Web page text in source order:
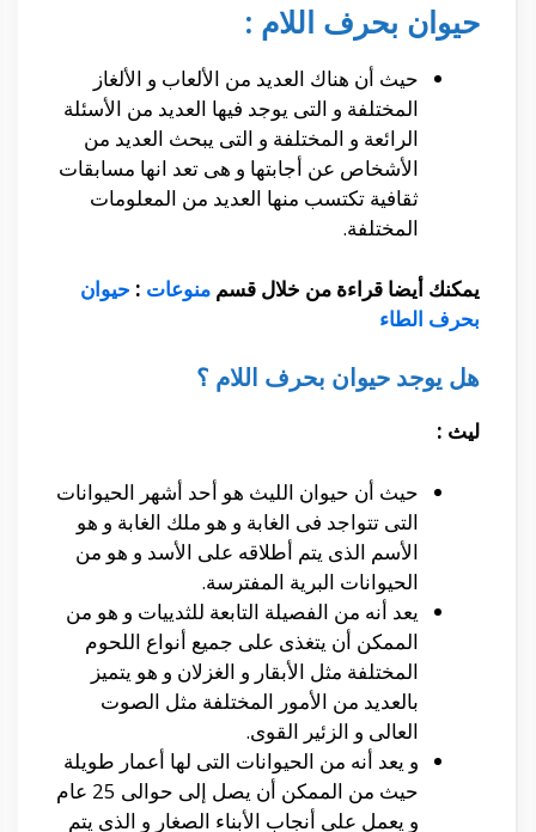
حيوان بحرف اللام :
حيث أن هناك العديد من الألعاب و الألغاز
المختلفة و التى يوجد فيها العديد من الأسئلة
الرائعة و المختلفة و التى يبحث العديد من
الأشخاص عن أجابتها و هى تعد انها مسابقات
ثقافية تكتسب منها العديد من المعلومات
المختلفة.
يمكنك أيضا قراءة من خلال قسم منوعات : حيوان
بحرف الطاء
هل يوجد حيوان بحرف اللام ؟
ليث :
حيث أن حيوان الليث هو أحد أشهر الحيوانات
التى تتواجد فى الغابة و هو ملك الغابة و هو
الأسم الذى يتم أطلاقه على الأسد و هو من
الحيوانات البرية المفترسة.
يعد أنه من الفصيلة التابعة للثدييات و هو من
الممكن أن يتغذى على جميع أنواع اللحوم
المختلفة مثل الأبقار و الغزلان و هو يتميز
بالعديد من الأمور المختلفة مثل الصوت
العالى و الزئير القوى.
و يعد أنه من الحيوانات التى لها أعمار طويلة
حيث من الممكن أن يصل إلى حوالى 25 عام
و يعمل على أنجاب الأبناء الصغار و الذى يتم